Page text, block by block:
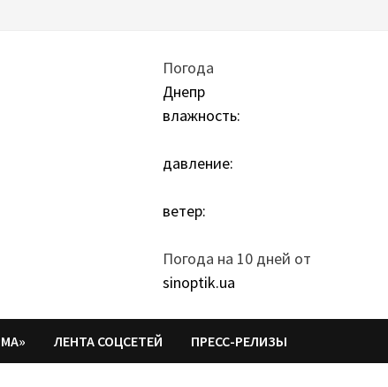
Погода
Днепр
влажность:
давление:
ветер:
Погода на 10 дней от
sinoptik.ua
ЛЕНТА СОЦСЕТЕЙ ПРЕСС-РЕЛИЗЫ